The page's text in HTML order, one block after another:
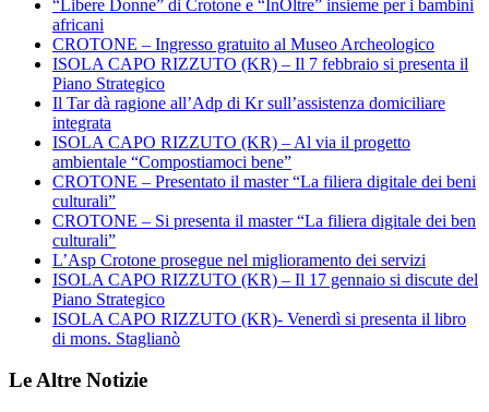
“Libere Donne” di Crotone e “InOltre” insieme per i bambini
africani
CROTONE – Ingresso gratuito al Museo Archeologico
ISOLA CAPO RIZZUTO (KR) – Il 7 febbraio si presenta il
Piano Strategico
Il Tar dà ragione all’Adp di Kr sull’assistenza domiciliare
integrata
ISOLA CAPO RIZZUTO (KR) – Al via il progetto
ambientale “Compostiamoci bene”
CROTONE – Presentato il master “La filiera digitale dei beni
culturali”
CROTONE – Si presenta il master “La filiera digitale dei ben
culturali”
L’Asp Crotone prosegue nel miglioramento dei servizi
ISOLA CAPO RIZZUTO (KR) – Il 17 gennaio si discute del
Piano Strategico
ISOLA CAPO RIZZUTO (KR)- Venerdì si presenta il libro
di mons. Staglianò
Le Altre Notizie